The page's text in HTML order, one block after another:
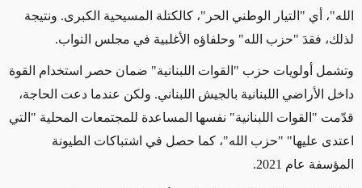
الله"، أي "التيار الوطني الحر"، كالكتلة المسيحية الكبرى. ونتيجة
لذلك، فقدَ "حزب الله" وحلفاؤه الأغلبية في مجلس النواب.
وتشمل أولويات حزب "القوات اللبنانية" ضمان حصر استخدام القوة
داخل الأراضي اللبنانية بالجيش اللبناني. ولكن عندما دعت الحاجة،
قدّمت "القوات اللبنانية" نفسها المساعدة للمجتمعات المحلية "التي
اعتدى عليها" "حزب الله"، كما حصل في اشتباكات الطيونة
المؤسفة عام 2021.